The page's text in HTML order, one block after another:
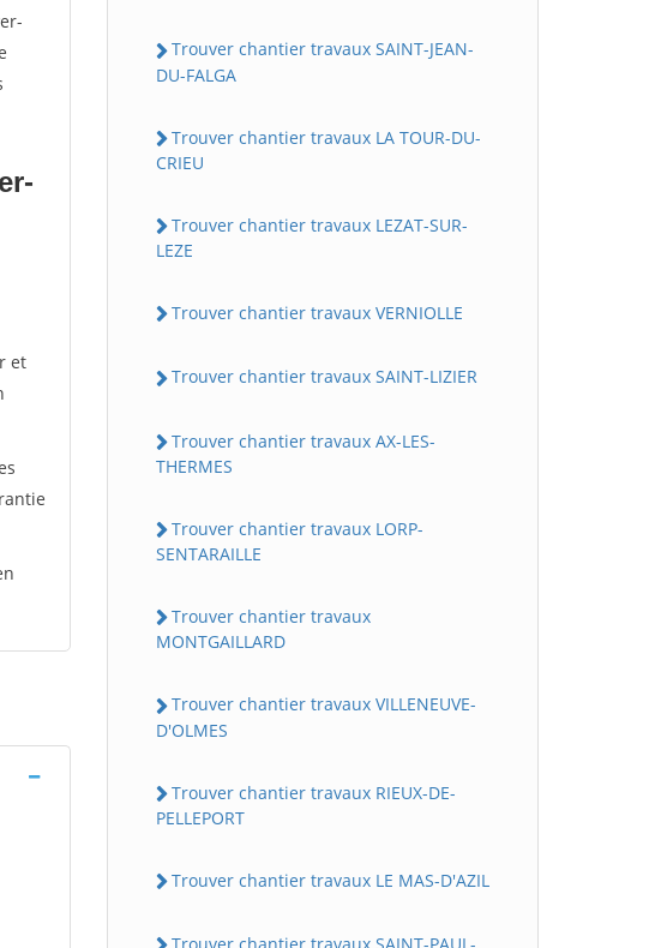
et
Trouver chantier travaux SAINT-JEAN-
DU-FALGA
Trouver chantier travaux LA TOUR-DU-
CRIEU
Trouver chantier travaux LEZAT-SUR-
LEZE
Trouver chantier travaux VERNIOLLE
Trouver chantier travaux SAINT-LIZIER
Trouver chantier travaux AX-LES-
THERMES
Trouver chantier travaux LORP-
SENTARAILLE
Trouver chantier travaux
MONTGAILLARD
Trouver chantier travaux VILLENEUVE-
D'OLMES
Trouver chantier travaux RIEUX-DE-
PELLEPORT
Trouver chantier travaux LE MAS-D'AZIL